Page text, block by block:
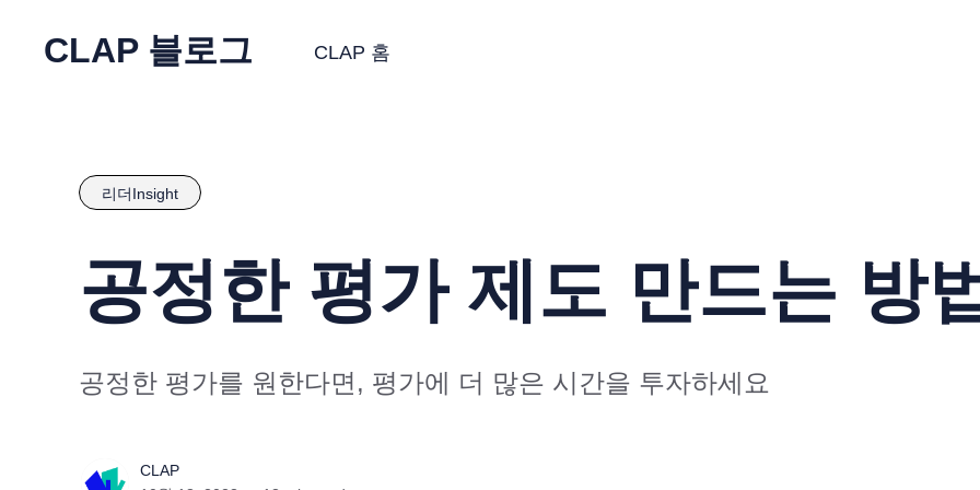
CLAP 블로그 CLAP 홈
리더Insight
공정한 평가 제도 만드는 방
공정한 평가를 원한다면, 평가에 더 많은 시간을 투자하세요
CLAP